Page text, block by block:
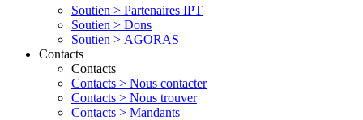
Soutien > Partenaires IPT
Soutien > Dons
Soutien > AGORAS
Contacts
Contacts
Contacts > Nous contacter
Contacts > Nous trouver
Contacts > Mandants